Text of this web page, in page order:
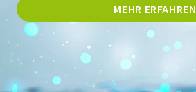
MEHR ERFAHREN